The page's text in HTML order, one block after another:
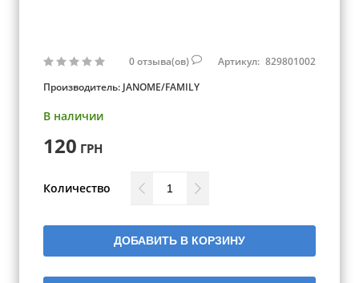
0отзыва(ов) Артикул: 829801002
Производитель: JANOME/FAMILY
В наличии
120 ГРН
Количество
ДОБАВИТЬ В КОРЗИНУ